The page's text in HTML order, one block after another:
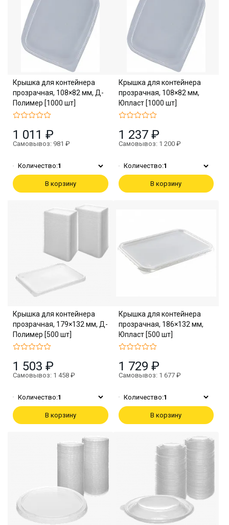
Крышка для контейнера
прозрачная, 108×82 мм, Д-
Полимер [1000 шт]
1 011 ₽
Самовывоз: 981 ₽
Количество:1
В корзину
Крышка для контейнера
прозрачная, 108×82 мм,
Юпласт [1000 шт]
1 237 ₽
Самовывоз: 1 200 ₽
Количество:1
В корзину
Крышка для контейнера
прозрачная, 179×132 мм, Д-
Полимер [500 шт]
1 503 ₽
Самовывоз: 1 458 ₽
Количество:1
В корзину
Крышка для контейнера
прозрачная, 186×132 мм,
Юпласт [500 шт]
1 729 ₽
Самовывоз: 1 677 ₽
Количество:1
В корзину